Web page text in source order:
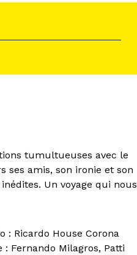
tumultueuses avec le
ses amis, son ironie et son
Un voyage qui nous
: Ricardo House Corona
: Fernando Milagros, Patti